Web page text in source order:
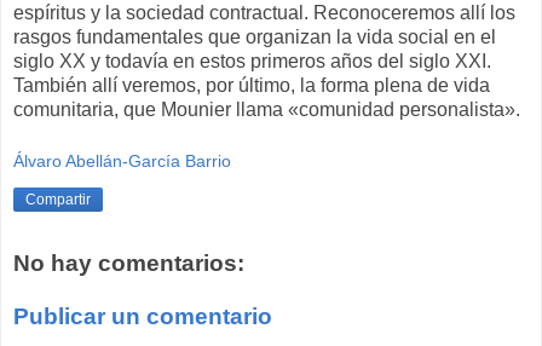
espíritus y la sociedad contractual. Reconoceremos allí los
rasgos fundamentales que organizan la vida social en el
siglo XX y todavía en estos primeros años del siglo XXI.
También allí veremos, por último, la forma plena de vida
comunitaria, que Mounier llama «comunidad personalista».
Álvaro Abellán-García Barrio
Compartir
No hay comentarios:
Publicar un comentario